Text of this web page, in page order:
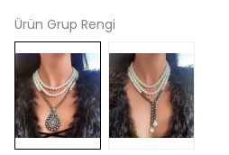
Ürün Grup Rengi